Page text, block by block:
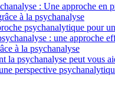
: Une approche en
à la psychanalyse
psychanalytique pour
: une approche
à la psychanalyse
la psychanalyse peut vous
perspective